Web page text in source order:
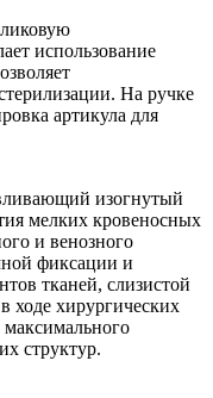
использование
На ручке
артикула для
изогнутый
мелких кровеносных
и венозного
фиксации и
тканей, слизистой
ходе хирургических
структур.